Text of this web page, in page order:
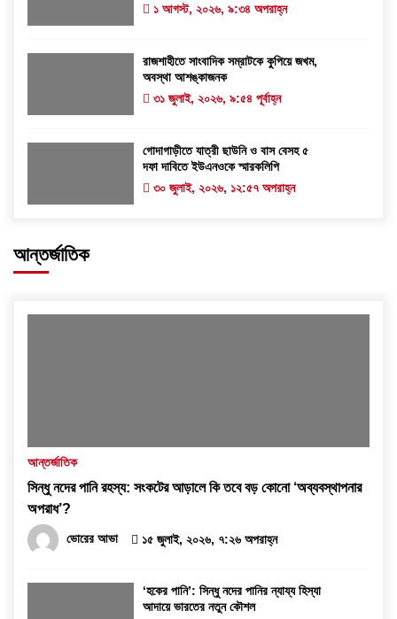
১ আগস্ট, ২০২৬, ৯:৩৪ অপরাহ্ন
রাজশাহীতে সাংবাদিক সম্রাটকে কুপিয়ে জখম,
অবস্থা আশঙ্কাজনক
৩১ জুলাই, ২০২৬, ৯:৫৪ পূর্বাহ্ন
গোদাগাড়ীতে যাত্রী ছাউনি ও বাস বেসহ ৫
দফা দাবিতে ইউএনওকে স্মারকলিপি
৩০ জুলাই, ২০২৬, ১২:৫৭ অপরাহ্ন
আন্তর্জাতিক
আন্তর্জাতিক
সিন্ধু নদের পানি রহস্য: সংকটের আড়ালে কি তবে বড় কোনো ‘অব্যবস্থাপনার
অপরাধ’?
ভোরের আভা ১৫ জুলাই, ২০২৬, ৭:২৬ অপরাহ্ন
‘হকের পানি’: সিন্ধু নদের পানির ন্যায্য হিস্যা
আদায়ে ভারতের নতুন কৌশল